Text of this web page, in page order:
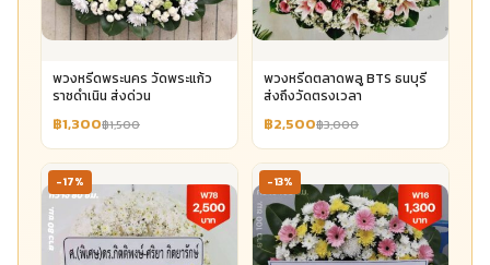
พวงหรีดพระนคร วัดพระแก้ว
ราชดำเนิน ส่งด่วน
฿1,300฿1,500
พวงหรีดตลาดพลู BTS ธนบุรี
ส่งถึงวัดตรงเวลา
฿2,500฿3,000
-17% -13%